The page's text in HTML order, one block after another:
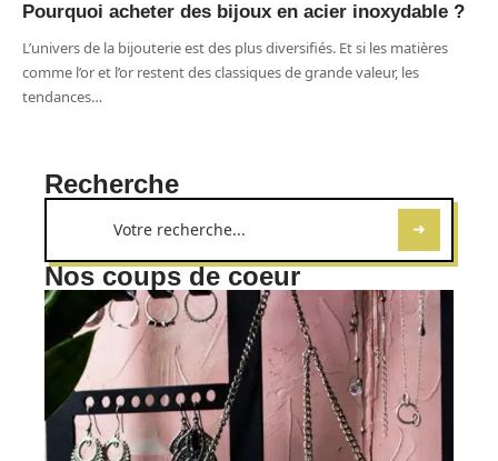
Pourquoi acheter des bijoux en acier inoxydable ?
L’univers de la bijouterie est des plus diversifiés. Et si les matières
comme l’or et l’or restent des classiques de grande valeur, les
tendances…
Recherche
Nos coups de coeur